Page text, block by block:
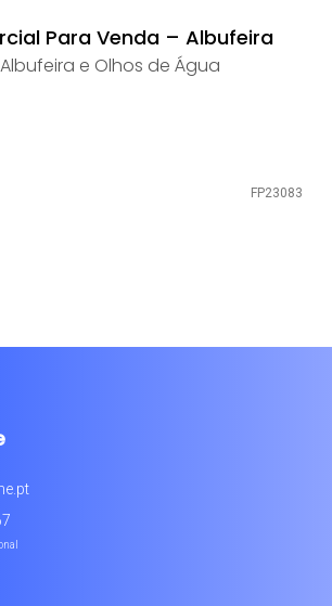
Para Venda – Albufeira
Albufeira e Olhos de Água
FP23083